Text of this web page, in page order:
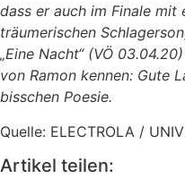
dass er auch im Finale mit
träumerischen
„Eine Nacht“ (VÖ
von Ramon kennen: Gute
bisschen Poesie.
Quelle: ELECTROLA /
Artikel teilen: